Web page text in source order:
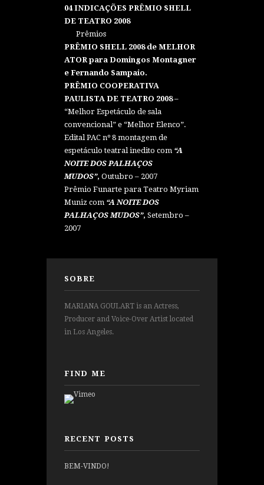
04 INDICAÇÕES PRÊMIO SHELL
DE TEATRO 2008
Prêmios
PRÊMIO SHELL 2008 de MELHOR
ATOR para Domingos Montagner
e Fernando Sampaio.
PRÊMIO COOPERATIVA
PAULISTA DE TEATRO 2008–
“Melhor Espetáculo de sala
convencional” e “Melhor Elenco”.
Edital PAC nº 8 montagem de
espetáculo teatral inedito com “A
NOITE DOS PALHAÇOS
MUDOS”, Outubro – 2007
Prêmio Funarte para Teatro Myriam
Muniz com “A NOITE DOS
PALHAÇOS MUDOS”, Setembro –
2007
SOBRE
MARIANA GOULART is an Actress,
Producer and Voice-Over Artist located
in Los Angeles.
FIND ME
RECENT POSTS
BEM-VINDO!